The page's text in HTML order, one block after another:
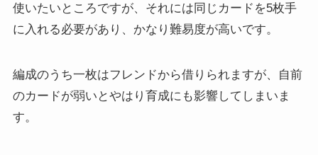
使いたいところですが、それには同じカードを5枚手
に入れる必要があり、かなり難易度が高いです。
編成のうち一枚はフレンドから借りられますが、自前
のカードが弱いとやはり育成にも影響してしまいま
す。